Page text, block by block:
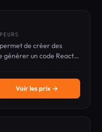
de créer des
générer un code React
Voir les prix →